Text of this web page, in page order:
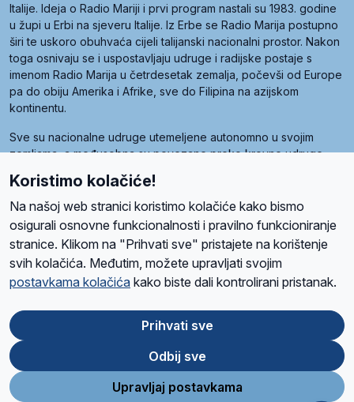
Italije. Ideja o Radio Mariji i prvi program nastali su 1983. godine
u župi u Erbi na sjeveru Italije. Iz Erbe se Radio Marija postupno
širi te uskoro obuhvaća cijeli talijanski nacionalni prostor. Nakon
toga osnivaju se i uspostavljaju udruge i radijske postaje s
imenom Radio Marija u četrdesetak zemalja, počevši od Europe
pa do obiju Amerika i Afrike, sve do Filipina na azijskom
kontinentu.
Sve su nacionalne udruge utemeljene autonomno u svojim
zemljama, a međusobna su povezane preko krovne udruge
Radio Maria). Svjetsku obitelj utemeljilo je sedam članica, među
kojima je i hrvatska Udruga Radio Marija.
O namaRadio ProgramVolonteriPrijateljiKontaktPravila privatnosti
Ova stranica je zaštićena Google reCAPTCHA sustavom
Store
Google
Play
Koristimo kolačiće!
Na našoj web stranici koristimo kolačiće kako bismo
osigurali osnovne funkcionalnosti i pravilno funkcioniranje
stranice. Klikom na "Prihvati sve" pristajete na korištenje
svih kolačića. Međutim, možete upravljati svojim
postavkama kolačića kako biste dali kontrolirani pristanak.
Prihvati sve
Odbij sve
Upravljaj postavkama